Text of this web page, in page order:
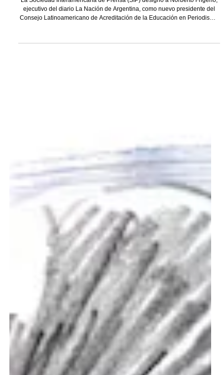
La Sociedad Interamericana de Prensa nombró a
Norberto Frigerio como presidente del CLAEP
La Sociedad Interamericana de Prensa (SIP) designó a Norberto Frigerio,
ejecutivo del diario La Nación de Argentina, como nuevo presidente del
Consejo Latinoamericano de Acreditación de la Educación en Periodismo
y Comunicación (CLAEP). Este nombramiento, ratificado por el Comité
Ejecutivo de la SIP durante su Asamblea General, será vigente por tres
años.